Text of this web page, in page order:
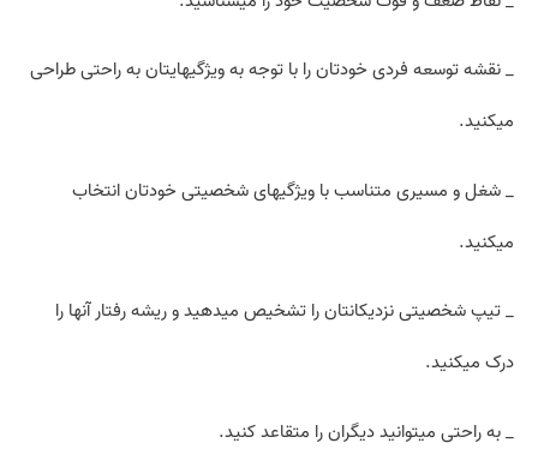
_ نقشه توسعه فردی خودتان را با توجه به ویژگی­هایتان به راحتی طراحی
میکنید.
_ شغل و مسیری متناسب با ویژگی­های شخصیتی خودتان انتخاب
میکنید.
_ تیپ شخصیتی نزدیکانتان را تشخیص می­دهید و ریشه رفتار آنها را
درک میکنید.
_ به راحتی می­توانید دیگران را متقاعد کنید.